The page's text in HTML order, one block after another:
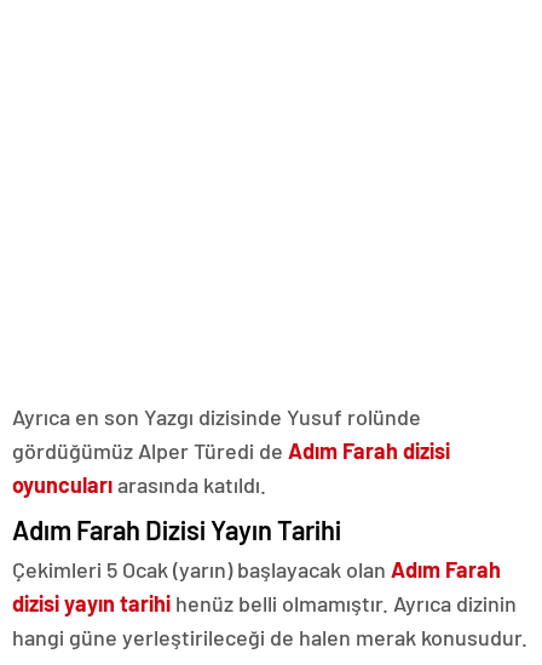
Ayrıca en son Yazgı dizisinde Yusuf rolünde
gördüğümüz Alper Türedi de Adım Farah dizisi
oyuncularıarasında katıldı.
Adım Farah Dizisi Yayın Tarihi
Çekimleri 5 Ocak (yarın) başlayacak olan Adım Farah
dizisi yayın tarihi henüz belli olmamıştır. Ayrıca dizinin
hangi güne yerleştirileceği de halen merak konusudur.